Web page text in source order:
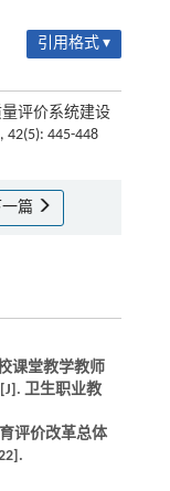
引用格式 ▾
评价系统建设
42(5): 445-448
一篇
课堂教学教师
卫生职业教
评价改革总体